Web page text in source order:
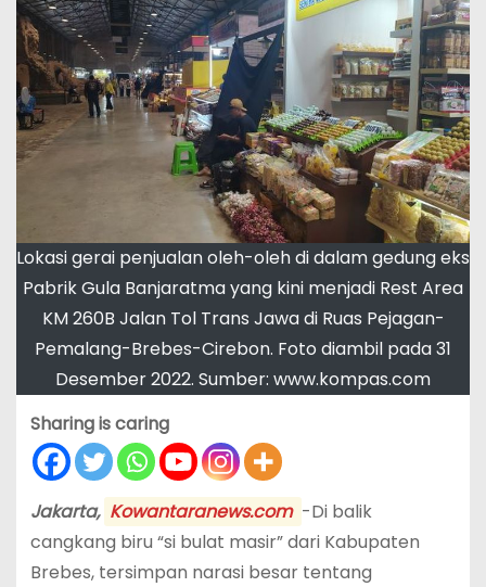
Lokasi gerai penjualan oleh-oleh di dalam gedung eks
Pabrik Gula Banjaratma yang kini menjadi Rest Area
KM 260B Jalan Tol Trans Jawa di Ruas Pejagan-
Pemalang-Brebes-Cirebon. Foto diambil pada 31
Desember 2022. Sumber: www.kompas.com
Sharing is caring
Jakarta, Kowantaranews.com -Di balik
cangkang biru “si bulat masir” dari Kabupaten
Brebes, tersimpan narasi besar tentang